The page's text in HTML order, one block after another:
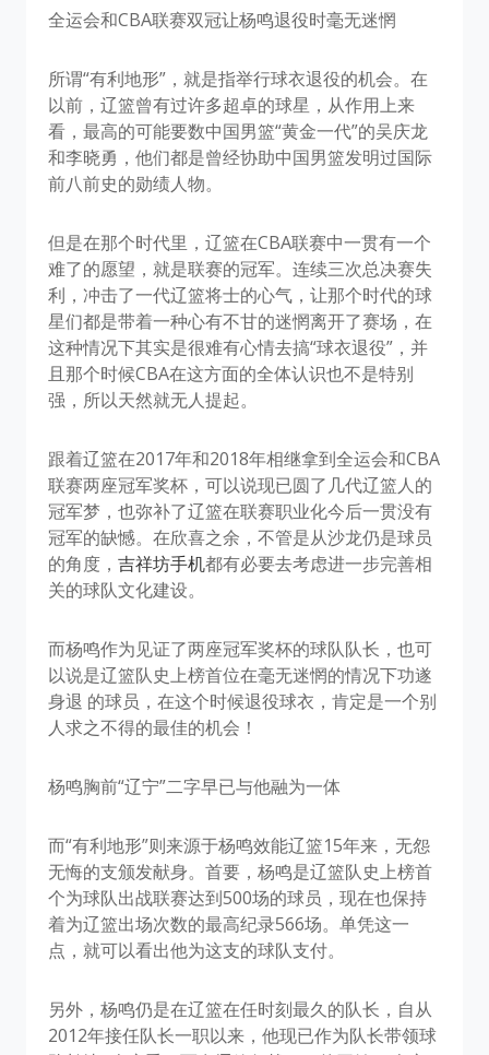
全运会和CBA联赛双冠让杨鸣退役时毫无迷惘
所谓“有利地形”，就是指举行球衣退役的机会。在
以前，辽篮曾有过许多超卓的球星，从作用上来
看，最高的可能要数中国男篮“黄金一代”的吴庆龙
和李晓勇，他们都是曾经协助中国男篮发明过国际
前八前史的勋绩人物。
但是在那个时代里，辽篮在CBA联赛中一贯有一个
难了的愿望，就是联赛的冠军。连续三次总决赛失
利，冲击了一代辽篮将士的心气，让那个时代的球
星们都是带着一种心有不甘的迷惘离开了赛场，在
这种情况下其实是很难有心情去搞“球衣退役”，并
且那个时候CBA在这方面的全体认识也不是特别
强，所以天然就无人提起。
跟着辽篮在2017年和2018年相继拿到全运会和CBA
联赛两座冠军奖杯，可以说现已圆了几代辽篮人的
冠军梦，也弥补了辽篮在联赛职业化今后一贯没有
冠军的缺憾。在欣喜之余，不管是从沙龙仍是球员
的角度， 吉祥坊手机都有必要去考虑进一步完善相
关的球队文化建设。
而杨鸣作为见证了两座冠军奖杯的球队队长，也可
以说是辽篮队史上榜首位在毫无迷惘的情况下功遂
身退 的球员，在这个时候退役球衣，肯定是一个别
人求之不得的最佳的机会！
杨鸣胸前“辽宁”二字早已与他融为一体
而“有利地形”则来源于杨鸣效能辽篮15年来，无怨
无悔的支颁发献身。首要，杨鸣是辽篮队史上榜首
个为球队出战联赛达到500场的球员，现在也保持
着为辽篮出场次数的最高纪录566场。单凭这一
点，就可以看出他为这支的球队支付。
另外，杨鸣仍是在辽篮在任时刻最久的队长，自从
2012年接任队长一职以来，他现已作为队长带领球